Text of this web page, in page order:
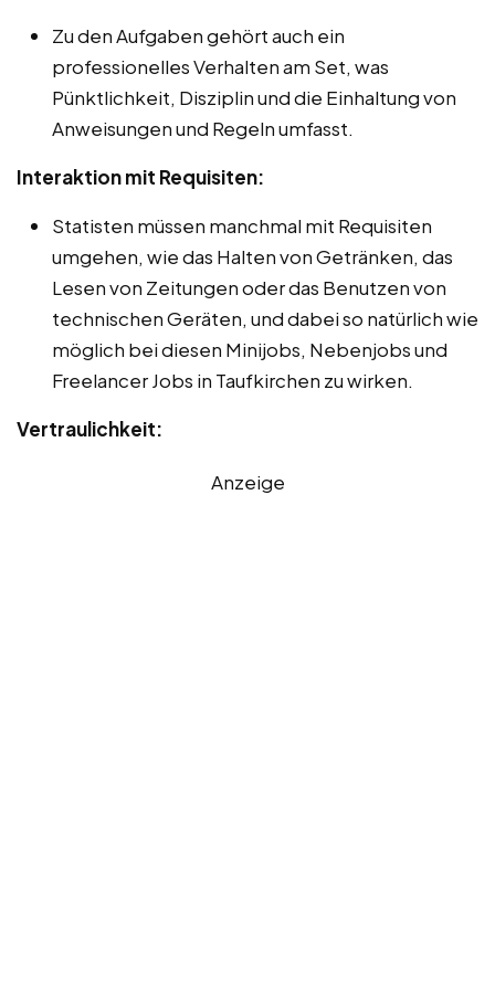
Zu den Aufgaben gehört auch ein
professionelles Verhalten am Set, was
Pünktlichkeit, Disziplin und die Einhaltung von
Anweisungen und Regeln umfasst.
Interaktion mit Requisiten:
Statisten müssen manchmal mit Requisiten
umgehen, wie das Halten von Getränken, das
Lesen von Zeitungen oder das Benutzen von
technischen Geräten, und dabei so natürlich wie
möglich bei diesen Minijobs, Nebenjobs und
Freelancer Jobs in Taufkirchen zu wirken.
Vertraulichkeit:
Anzeige